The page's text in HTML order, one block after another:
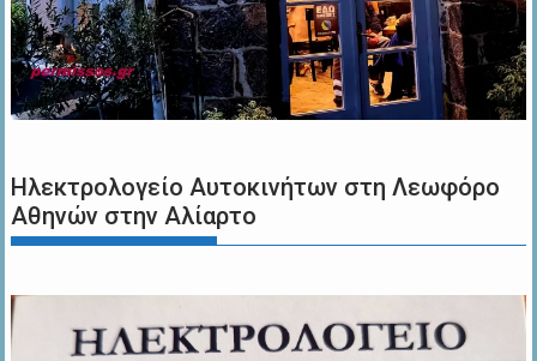
Ηλεκτρολογείο Αυτοκινήτων στη Λεωφόρο
Αθηνών στην Αλίαρτο